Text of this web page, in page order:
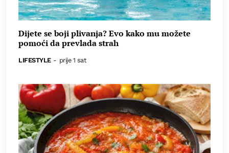
Dijete se boji plivanja? Evo kako mu možete
pomoći da prevlada strah
LIFESTYLE - prije 1 sat